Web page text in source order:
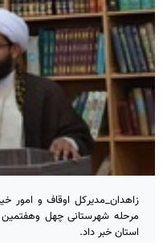
زاهدان_مدیرکل اوقاف و امور
مرحله شهرستانی چهل
استان خبر داد.